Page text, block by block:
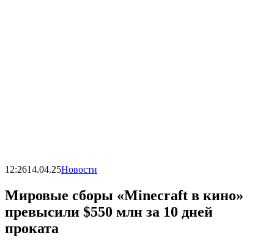
12:2614.04.25Новости
Мировые сборы «Minecraft в кино»
превысили $550 млн за 10 дней
проката